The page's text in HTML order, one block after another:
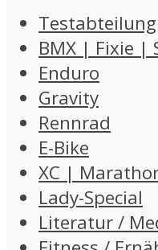
Testabteilung
BMX | Fixie |
Enduro
Gravity
Rennrad
E-Bike
XC |
Lady-Special
Literatur /